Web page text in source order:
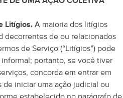
Litígios. A maioria dos litígios
decorrentes de ou relacionados
de Serviço (“Litígios”) pode
portanto, se você tiver
concorda em entrar em
de iniciar uma ação judicial ou